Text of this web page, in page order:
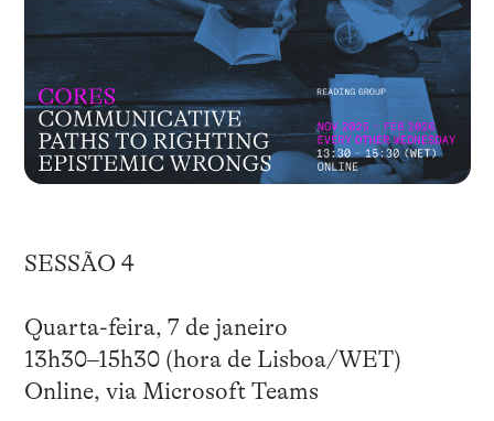
SESSÃO 4
Quarta-feira, 7 de janeiro
13h30–15h30 (hora de Lisboa/WET)
Online, via Microsoft Teams